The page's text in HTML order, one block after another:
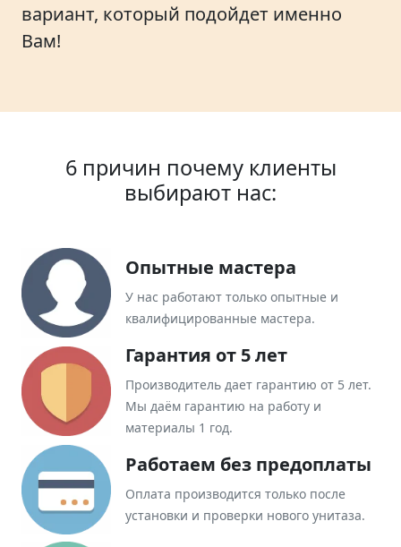
вариант, который подойдет именно
Вам!
6 причин почему клиенты
выбирают нас:
Опытные мастера
У нас работают только опытные и
квалифицированные мастера.
Гарантия от 5 лет
Производитель дает гарантию от 5 лет.
Мы даём гарантию на работу и
материалы 1 год.
Работаем без предоплаты
Оплата производится только после
установки и проверки нового унитаза.